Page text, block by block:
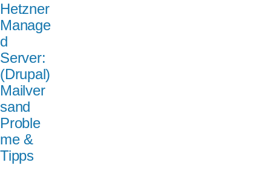
Hetzner
Manage
d
Server:
(Drupal)
Mailver
sand
Proble
me &
Tipps